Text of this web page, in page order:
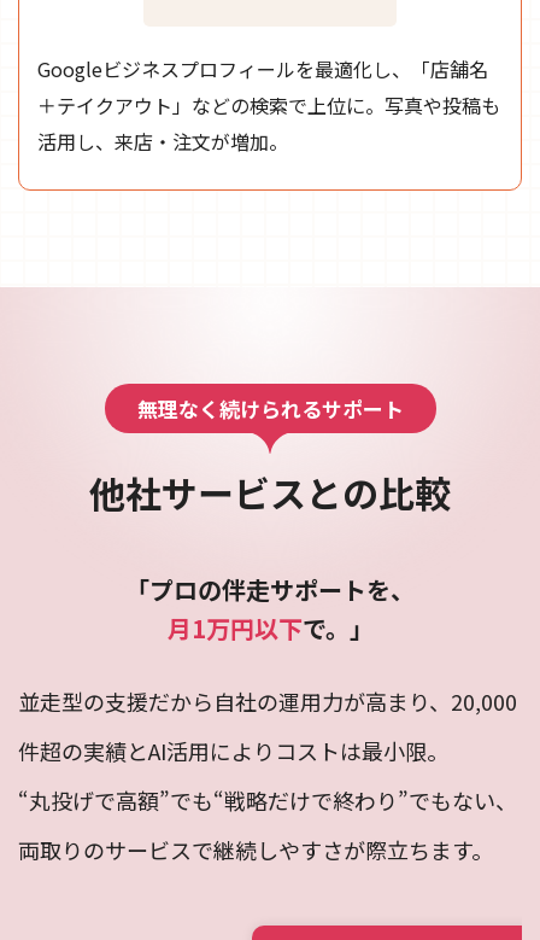
Googleビジネスプロフィールを最適化し、「店舗名
＋テイクアウト」などの検索で上位に。写真や投稿も
活用し、来店・注文が増加。
無理なく続けられるサポート
他社サービスとの比較
「プロの伴走サポートを、
月1万円以下で。」
並走型の支援だから自社の運用力が高まり、20,000
件超の実績とAI活用によりコストは最小限。
“丸投げで高額”でも“戦略だけで終わり”でもない、
両取りのサービスで継続しやすさが際立ちます。